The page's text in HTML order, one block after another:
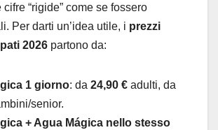
“rigide” come se fossero
Per darti un’idea utile, i prezzi
2026 partono da:
1 giorno: da 24,90 € adulti, da
senior.
+ Agua Mágica nello stesso